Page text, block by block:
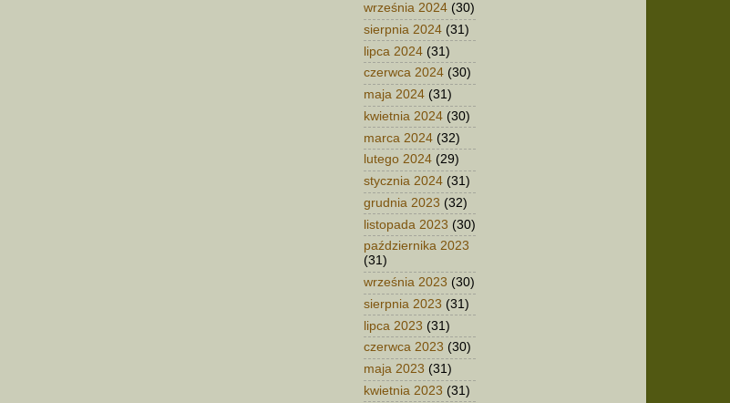
września 2024 (30)
sierpnia 2024 (31)
lipca 2024 (31)
czerwca 2024 (30)
maja 2024 (31)
kwietnia 2024 (30)
marca 2024 (32)
lutego 2024 (29)
stycznia 2024 (31)
grudnia 2023 (32)
listopada 2023 (30)
października 2023
(31)
września 2023 (30)
sierpnia 2023 (31)
lipca 2023 (31)
czerwca 2023 (30)
maja 2023 (31)
kwietnia 2023 (31)